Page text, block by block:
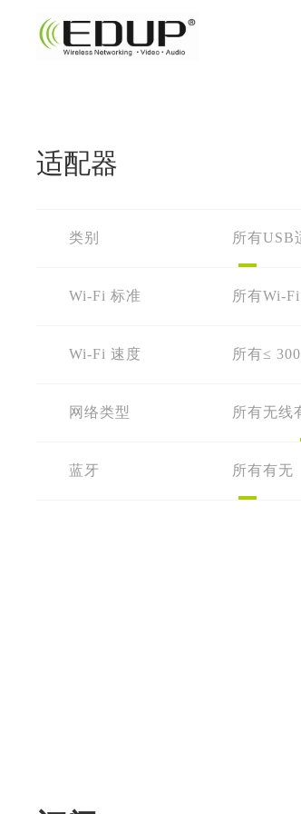
适配器
类别 所有USB
Wi-Fi 标准 所有Wi-
Wi-Fi 速度 所有≤
网络类型 所有无线
蓝牙 所有有无